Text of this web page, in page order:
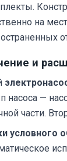
на
и
насоса —
части.
условного